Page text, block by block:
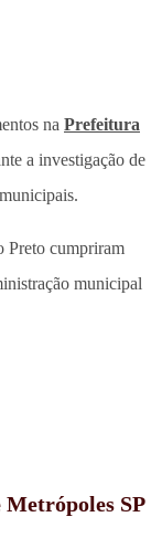
na Prefeitura
a investigação de
Preto cumpriram
municipal
Metrópoles SP